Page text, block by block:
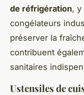
de réfrigération, y
congélateurs
préserver la
contribuent
sanitaires
Ustensiles de